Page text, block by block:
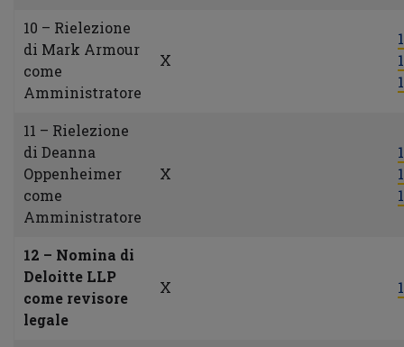
10 – Rielezione
di Mark Armour
come
Amministratore
X
11 – Rielezione
di Deanna
Oppenheimer
come
Amministratore
X
12 – Nomina di
Deloitte LLP
come revisore
legale
X